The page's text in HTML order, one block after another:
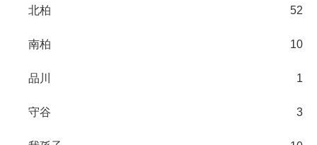
北柏 52
南柏 10
品川 1
守谷 3